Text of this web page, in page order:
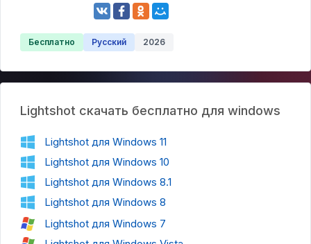
Бесплатно Русский 2026
Lightshot скачать бесплатно для windows
Lightshot для Windows 11
Lightshot для Windows 10
Lightshot для Windows 8.1
Lightshot для Windows 8
Lightshot для Windows 7